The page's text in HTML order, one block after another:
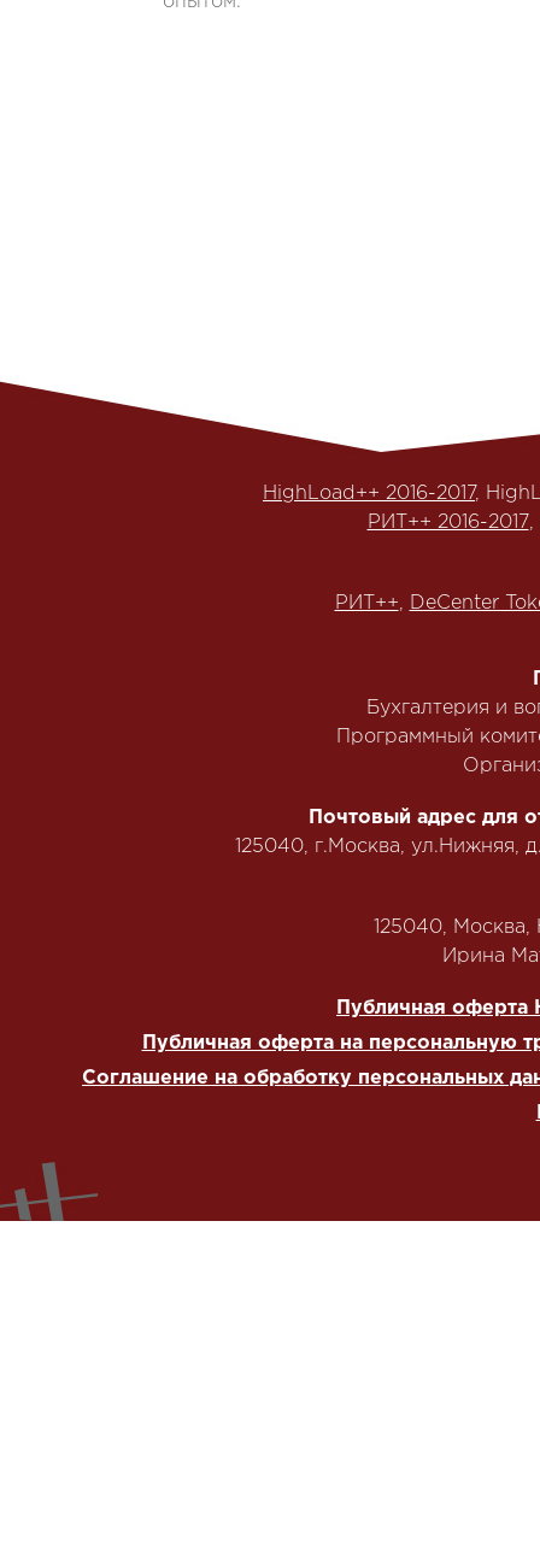
HighLoad++ 2016-2017,
РИТ++ 2016-2017,
РИТ++, DeCenter
Бухгалтерия и
Программный
Почтовый адрес для
125040, г.Москва, ул.Нижняя,
125040,
‭Ирина
Публичная оферта
Публичная оферта на персональную
Соглашение на обработку персональных